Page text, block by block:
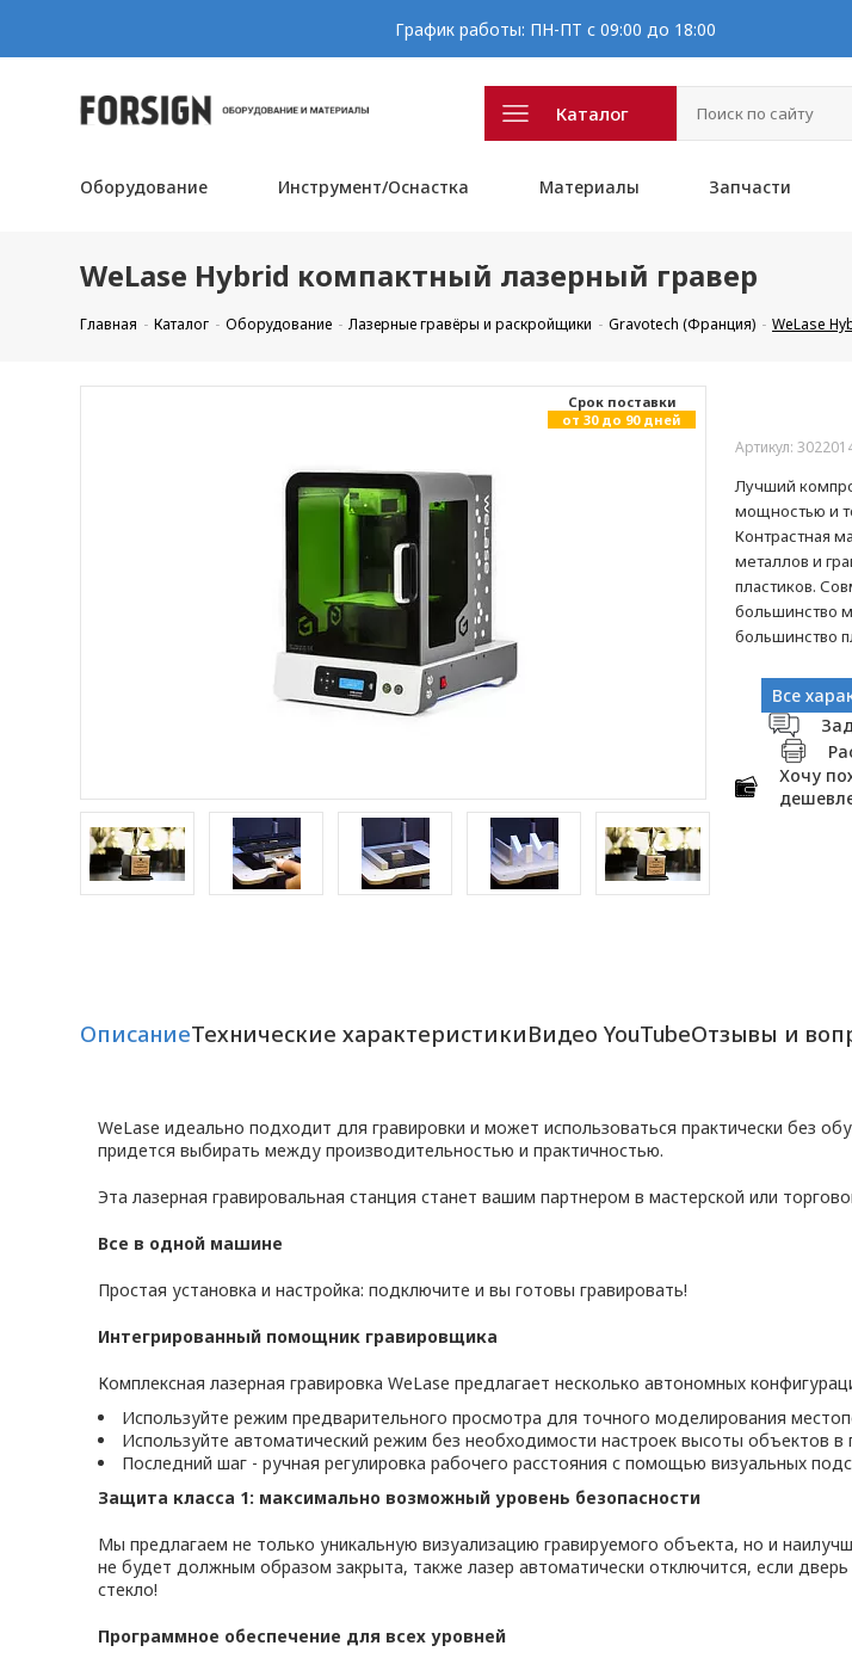
График работы: ПН-ПТ с 09:00 до 18:00
Каталог
Оборудование Инструмент/Оснастка Материалы Запчасти
WeLase Hybrid компактный лазерный гравер
Главная Каталог Оборудование Лазерные гравёры и раскройщики Gravotech (Франция) WeLase
Cрок поставки
от 30 до 90 дней
Артикул:
Лучший
мощностью и
Контрастная
металлов и
пластиков.
большинство
большинство
Все
Хочу
ОписаниеТехнические характеристикиВидео YouTubeОтзывы и
WeLase идеально подходит для гравировки и может использоваться практически без
придется выбирать между производительностью и практичностью.
Эта лазерная гравировальная станция станет вашим партнером в мастерской или
Все в одной машине
Простая установка и настройка: подключите и вы готовы гравировать!
Интегрированный помощник гравировщика
Комплексная лазерная гравировка WeLase предлагает несколько автономных
Используйте режим предварительного просмотра для точного моделирования
Используйте автоматический режим без необходимости настроек высоты объектов в
Последний шаг - ручная регулировка рабочего расстояния с помощью визуальных
Защита класса 1: максимально возможный уровень безопасности
Мы предлагаем не только уникальную визуализацию гравируемого объекта, но и
не будет должным образом закрыта, также лазер автоматически отключится, если
стекло!
Программное обеспечение для всех уровней